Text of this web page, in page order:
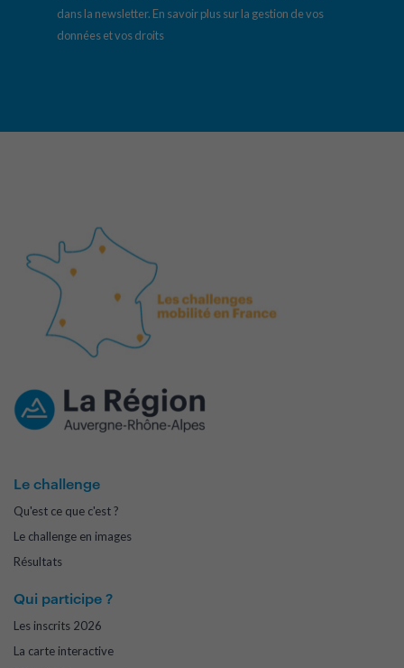
dans la newsletter. En savoir plus sur la gestion de vos
données et vos droits
Le challenge
Qu'est ce que c'est ?
Le challenge en images
Résultats
Qui participe ?
Les inscrits 2026
La carte interactive